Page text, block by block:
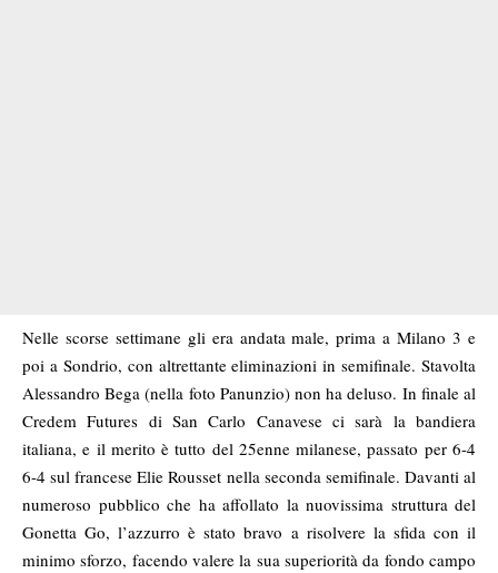
Nelle scorse settimane gli era andata male, prima a Milano 3 e
poi a Sondrio, con altrettante eliminazioni in semifinale. Stavolta
Alessandro Bega (nella foto Panunzio) non ha deluso. In finale al
Credem Futures di San Carlo Canavese ci sarà la bandiera
italiana, e il merito è tutto del 25enne milanese, passato per 6-4
6-4 sul francese Elie Rousset nella seconda semifinale. Davanti al
numeroso pubblico che ha affollato la nuovissima struttura del
Gonetta Go, l’azzurro è stato bravo a risolvere la sfida con il
minimo sforzo, facendo valere la sua superiorità da fondo campo